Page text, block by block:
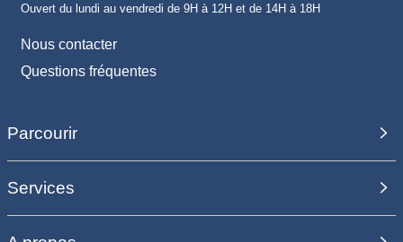
Ouvert du lundi au vendredi de 9H à 12H et de 14H à 18H
Nous contacter
Questions fréquentes
Parcourir
Services